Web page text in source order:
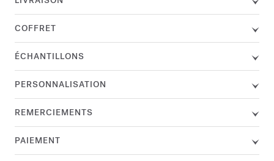
COFFRET
ÉCHANTILLONS
PERSONNALISATION
REMERCIEMENTS
PAIEMENT